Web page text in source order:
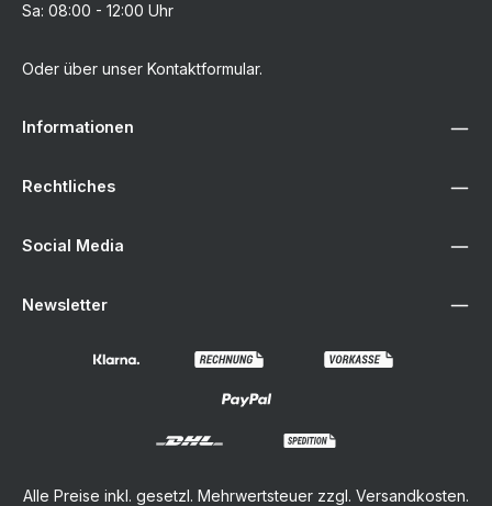
Sa: 08:00 - 12:00 Uhr
Oder über unser Kontaktformular.
Informationen
Rechtliches
Social Media
Newsletter
Alle Preise inkl. gesetzl. Mehrwertsteuer zzgl. Versandkosten.